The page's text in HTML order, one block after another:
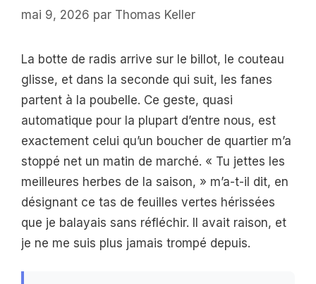
mai 9, 2026 par Thomas Keller
La botte de radis arrive sur le billot, le couteau
glisse, et dans la seconde qui suit, les fanes
partent à la poubelle. Ce geste, quasi
automatique pour la plupart d’entre nous, est
exactement celui qu’un boucher de quartier m’a
stoppé net un matin de marché. « Tu jettes les
meilleures herbes de la saison, » m’a-t-il dit, en
désignant ce tas de feuilles vertes hérissées
que je balayais sans réfléchir. Il avait raison, et
je ne me suis plus jamais trompé depuis.